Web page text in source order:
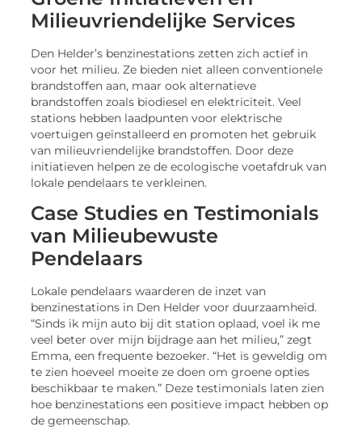
Milieuvriendelijke Services
Den Helder’s benzinestations zetten zich actief in
voor het milieu. Ze bieden niet alleen conventionele
brandstoffen aan, maar ook alternatieve
brandstoffen zoals biodiesel en elektriciteit. Veel
stations hebben laadpunten voor elektrische
voertuigen geïnstalleerd en promoten het gebruik
van milieuvriendelijke brandstoffen. Door deze
initiatieven helpen ze de ecologische voetafdruk van
lokale pendelaars te verkleinen.
Case Studies en Testimonials
van Milieubewuste
Pendelaars
Lokale pendelaars waarderen de inzet van
benzinestations in Den Helder voor duurzaamheid.
“Sinds ik mijn auto bij dit station oplaad, voel ik me
veel beter over mijn bijdrage aan het milieu,” zegt
Emma, een frequente bezoeker. “Het is geweldig om
te zien hoeveel moeite ze doen om groene opties
beschikbaar te maken.” Deze testimonials laten zien
hoe benzinestations een positieve impact hebben op
de gemeenschap.